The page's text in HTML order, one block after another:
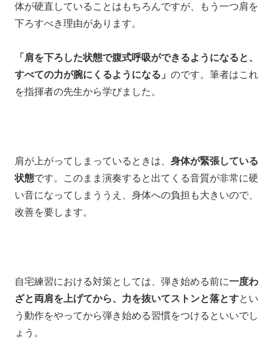
体が硬直していることはもちろんですが、
もう一つ肩を
下ろすべき理由があります。
「肩を下ろした状態で腹式呼吸ができるようになると、
すべての力が腕にくるようになる」 のです。 筆者はこれ
を指揮者の先生から学びました。
肩が上がってしまっているときは、 身体が緊張している
状態です。 このまま演奏すると 出てくる音質が非常に硬
い音になってしまううえ、 身体への負担も大きいので、
改善を要します。
自宅練習における対策としては、 弾き始める前に一度わ
ざと両肩を上げてから、力を抜いてストンと落とすとい
う動作をやってから弾き始める習慣をつけるといいでし
ょう。